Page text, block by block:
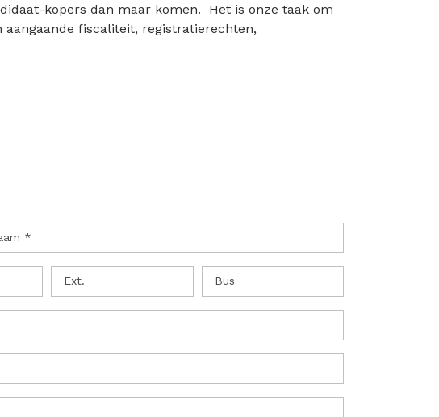
kopers dan maar komen. Het is onze taak om
fiscaliteit, registratierechten,
*
Ext. Bus